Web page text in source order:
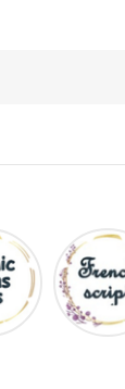
Comic
sans
ms